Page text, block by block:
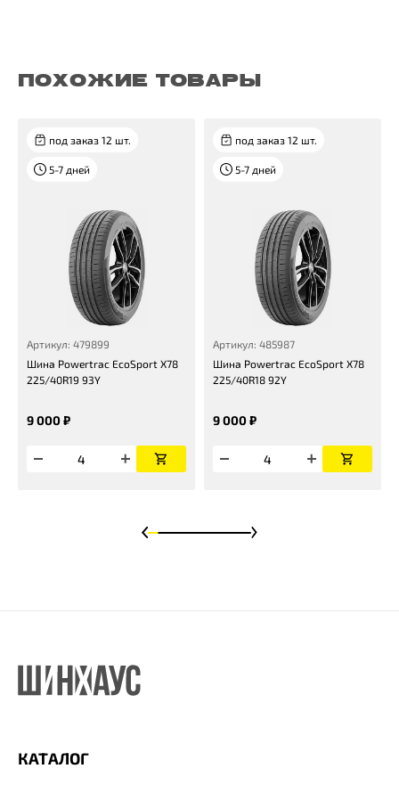
ПОХОЖИЕ ТОВАРЫ
под заказ 12 шт.
5-7 дней
Артикул: 479899
Шина Powertrac EcoSport X78
225/40R19 93Y
9 000 ₽
под заказ 12 шт.
5-7 дней
Артикул: 485987
Шина Powertrac EcoSport X78
225/40R18 92Y
9 000 ₽
КАТАЛОГ